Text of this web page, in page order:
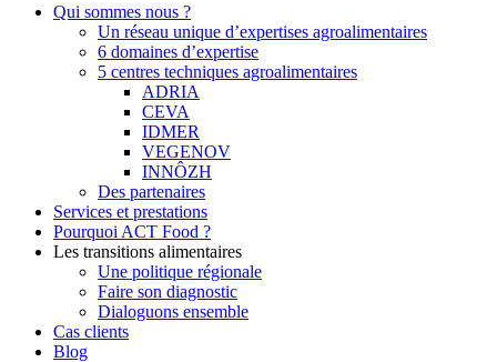
Qui sommes nous ?
Un réseau unique d’expertises agroalimentaires
6 domaines d’expertise
5 centres techniques agroalimentaires
ADRIA
CEVA
IDMER
VEGENOV
INNÔZH
Des partenaires
Services et prestations
Pourquoi ACT Food ?
Les transitions alimentaires
Une politique régionale
Faire son diagnostic
Dialoguons ensemble
Cas clients
Blog